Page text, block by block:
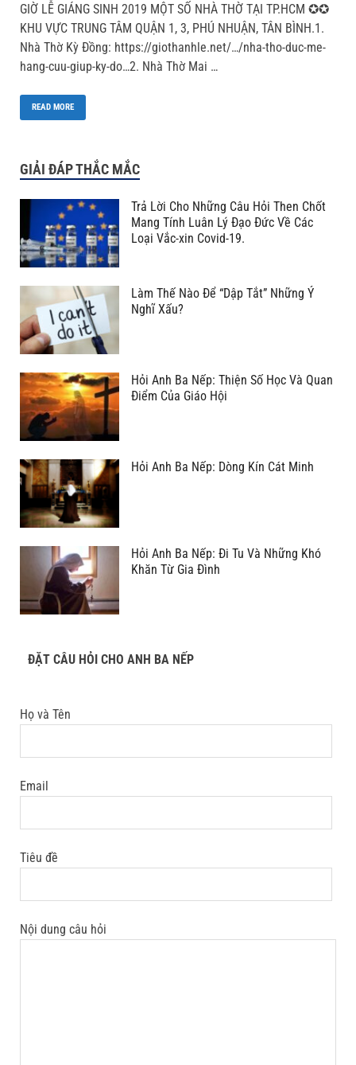
GIỜ LỄ GIÁNG SINH 2019 MỘT SỐ NHÀ THỜ TẠI TP.HCM ✪✪
KHU VỰC TRUNG TÂM QUẬN 1, 3, PHÚ NHUẬN, TÂN BÌNH.1.
Nhà Thờ Kỳ Đồng: https://giothanhle.net/…/nha-tho-duc-me-
hang-cuu-giup-ky-do…2. Nhà Thờ Mai …
READ MORE
GIẢI ĐÁP THẮC MẮC
Trả Lời Cho Những Câu Hỏi Then Chốt
Mang Tính Luân Lý Đạo Đức Về Các
Loại Vắc-xin Covid-19.
Làm Thế Nào Để “Dập Tắt” Những Ý
Nghĩ Xấu?
Hỏi Anh Ba Nếp: Thiện Số Học Và Quan
Điểm Của Giáo Hội
Hỏi Anh Ba Nếp: Dòng Kín Cát Minh
Hỏi Anh Ba Nếp: Đi Tu Và Những Khó
Khăn Từ Gia Đình
ĐẶT CÂU HỎI CHO ANH BA NẾP
Họ và Tên
Email
Tiêu đề
Nội dung câu hỏi